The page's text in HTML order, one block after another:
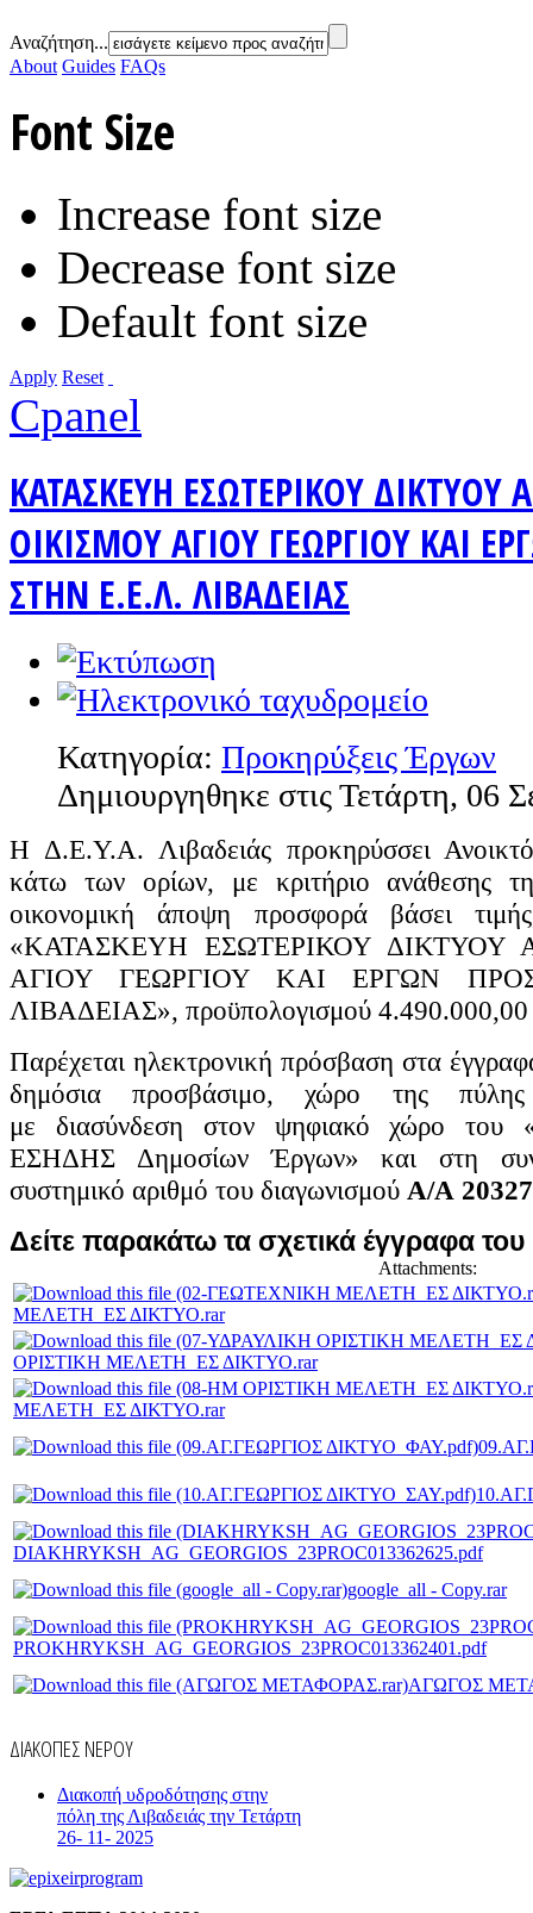
Αναζήτηση...
About Guides FAQs
Font Size
Increase font size
Decrease font size
Default font size
Apply Reset
Cpanel
ΚΑΤΑΣΚΕΥΗ ΕΣΩΤΕΡΙΚΟΥ ΔΙΚΤΥΟΥ
ΟΙΚΙΣΜΟΥ ΑΓΙΟΥ ΓΕΩΡΓΙΟΥ ΚΑΙ
ΣΤΗΝ Ε.Ε.Λ. ΛΙΒΑΔΕΙΑΣ
Κατηγορία: Προκηρύξεις Έργων
Δημιουργηθηκε στις Τετάρτη, 06
Η Δ.Ε.Υ.Α. Λιβαδειάς προκηρύσσει
κάτω των ορίων, με κριτήριο ανάθεσης
οικονομική άποψη προσφορά βάσει
«ΚΑΤΑΣΚΕΥΗ ΕΣΩΤΕΡΙΚΟΥ ΔΙΚΤΥΟΥ
ΑΓΙΟΥ ΓΕΩΡΓΙΟΥ ΚΑΙ ΕΡΓΩΝ
ΛΙΒΑΔΕΙΑΣ», προϋπολογισμού
Παρέχεται ηλεκτρονική πρόσβαση στα
δημόσια προσβάσιμο, χώρο της
με διασύνδεση στον ψηφιακό χώρο του
ΕΣΗΔΗΣ Δημοσίων Έργων» και στη
συστημικό αριθμό του διαγωνισμού Α/Α
Δείτε παρακάτω τα σχετικά έγγραφα
Attachments:
ΜΕΛΕΤΗ_ΕΣ ΔΙΚΤΥΟ.rar
ΟΡΙΣΤΙΚΗ ΜΕΛΕΤΗ_ΕΣ ΔΙΚΤΥΟ.rar
ΜΕΛΕΤΗ_ΕΣ ΔΙΚΤΥΟ.rar
DIAKHRYKSH_AG_GEORGIOS_23PROC013362625.pdf
google_all - Copy.rar
PROKHRYKSH_AG_GEORGIOS_23PROC013362401.pdf
ΑΓΩΓΟΣ
ΔΙΑΚΟΠΕΣ ΝΕΡΟΥ
Διακοπή υδροδότησης στην
πόλη της Λιβαδειάς την Τετάρτη
26- 11- 2025